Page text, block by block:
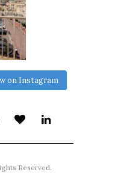
on Instagram
Reserved.